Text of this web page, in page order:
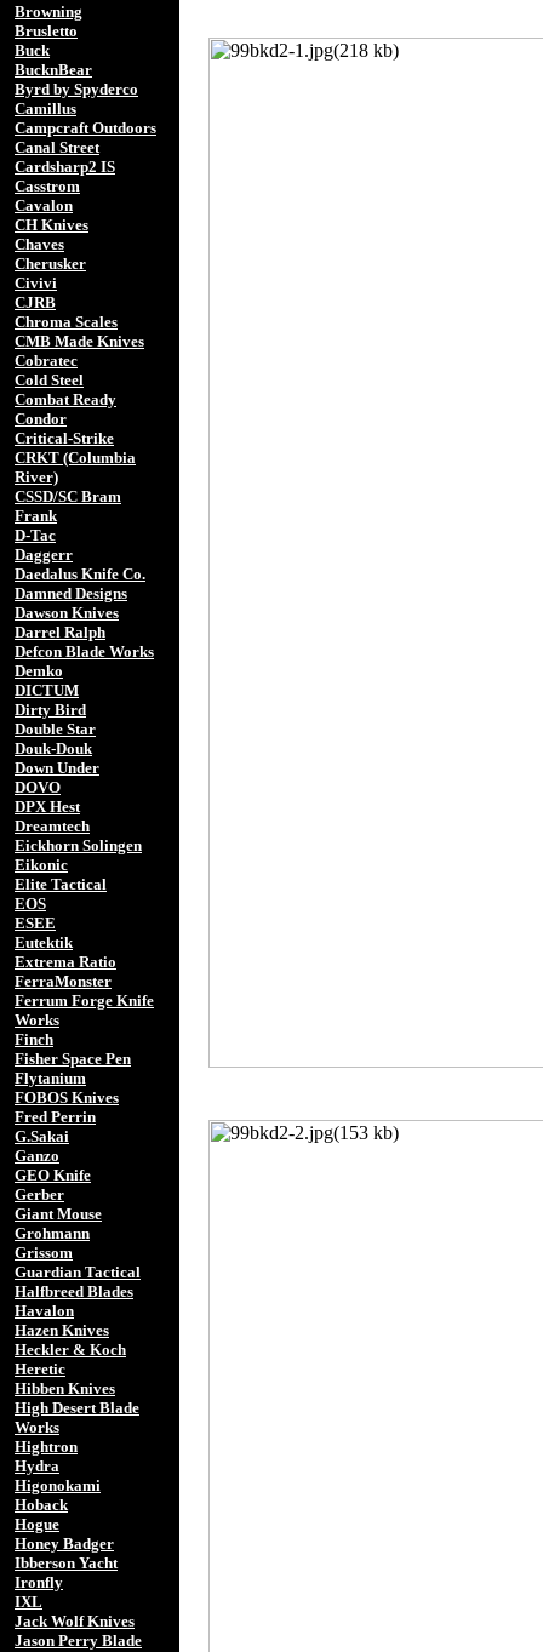
Browning
Brusletto
Buck
BucknBear
Byrd by Spyderco
Camillus
Campcraft Outdoors
Canal Street
Cardsharp2 IS
Casstrom
Cavalon
CH Knives
Chaves
Cherusker
Civivi
CJRB
Chroma Scales
CMB Made Knives
Cobratec
Cold Steel
Combat Ready
Condor
Critical-Strike
CRKT (Columbia
River)
CSSD/SC Bram
Frank
D-Tac
Daggerr
Daedalus Knife Co.
Damned Designs
Dawson Knives
Darrel Ralph
Defcon Blade Works
Demko
DICTUM
Dirty Bird
Double Star
Douk-Douk
Down Under
DOVO
DPX Hest
Dreamtech
Eickhorn Solingen
Eikonic
Elite Tactical
EOS
ESEE
Eutektik
Extrema Ratio
FerraMonster
Ferrum Forge Knife
Works
Finch
Fisher Space Pen
Flytanium
FOBOS Knives
Fred Perrin
G.Sakai
Ganzo
GEO Knife
Gerber
Giant Mouse
Grohmann
Grissom
Guardian Tactical
Halfbreed Blades
Havalon
Hazen Knives
Heckler & Koch
Heretic
Hibben Knives
High Desert Blade
Works
Hightron
Hydra
Higonokami
Hoback
Hogue
Honey Badger
Ibberson Yacht
Ironfly
IXL
Jack Wolf Knives
Jason Perry Blade